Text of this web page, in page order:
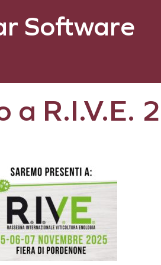
Software
a R.I.V.E.